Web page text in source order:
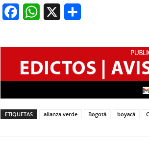
FacebookWhatsApp
ETIQUETAS alianza verde Bogotá boyacá